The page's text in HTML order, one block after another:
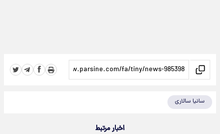
سانیا سالاری
اخبار مرتبط